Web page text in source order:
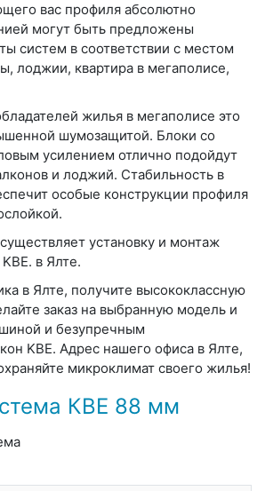
вас профиля абсолютно
могут быть предложены
систем в соответствии с местом
лоджии, квартира в мегаполисе,
жилья в мегаполисе это
шумозащитой. Блоки со
усилением отлично подойдут
и лоджий. Стабильность в
особые конструкции профиля
установку и монтаж
в Ялте.
в Ялте, получите высококлассную
заказ на выбранную модель и
и безупречным
KBE. Адрес нашего офиса в Ялте,
микроклимат своего жилья!
КВЕ 88 мм